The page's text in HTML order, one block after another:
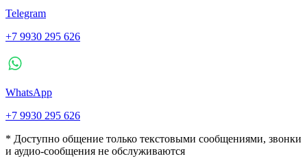
Telegram
+7 9930 295 626
WhatsApp
+7 9930 295 626
* Доступно общение только текстовыми сообщениями, звонки
и аудио-сообщения не обслуживаются